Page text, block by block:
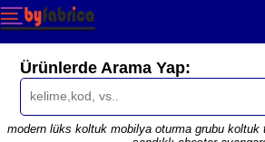
Ürünlerde Arama Yap:
modern lüks koltuk mobilya oturma grubu koltuk